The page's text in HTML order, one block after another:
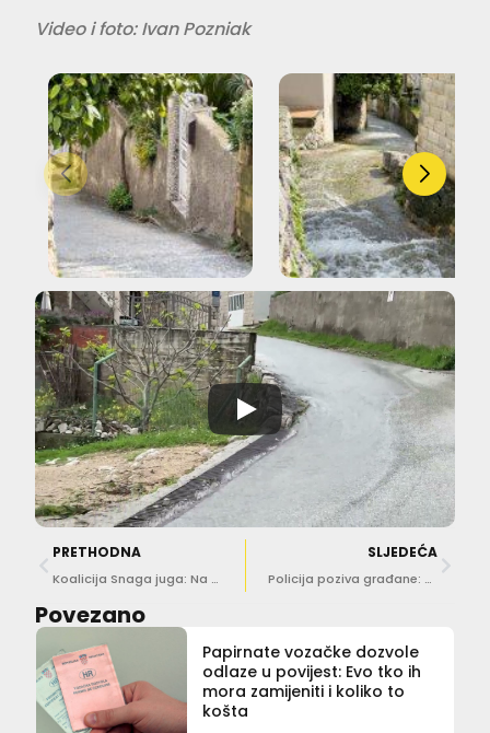
Video i foto: Ivan Pozniak
PRETHODNA
Koalicija Snaga juga: Na otocima se živi i izvan sezone
SLJEDEĆA
Policija poziva građane: Predložite lokacije za nadzor brzine
Povezano
Papirnate vozačke dozvole
odlaze u povijest: Evo tko ih
mora zamijeniti i koliko to
košta